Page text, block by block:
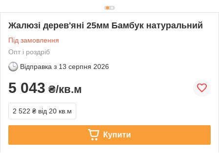
Жалюзі дерев'яні 25мм Бамбук натуральний
Під замовлення
Опт і роздріб
Відправка з 13 серпня 2026
5 043 ₴/кв.м
2 522 ₴ від 20 кв.м
Купити